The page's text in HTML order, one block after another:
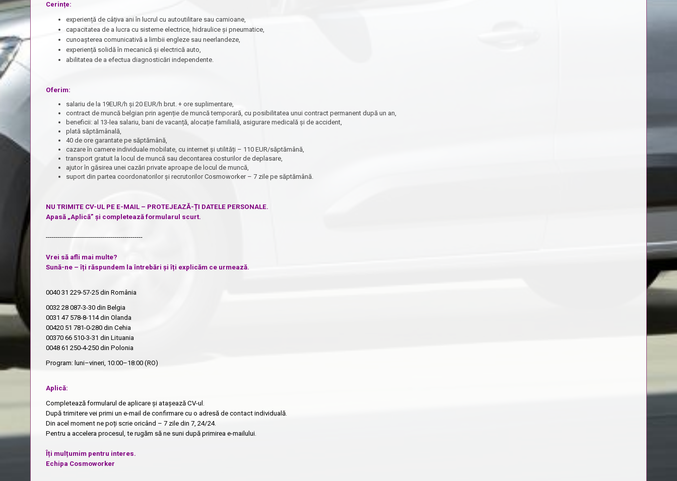
Cerințe:
experiență de câțiva ani în lucrul cu autoutilitare sau camioane,
capacitatea de a lucra cu sisteme electrice, hidraulice și pneumatice,
cunoașterea comunicativă a limbii engleze sau neerlandeze,
experiență solidă în mecanică și electrică auto,
abilitatea de a efectua diagnosticări independente.
Oferim:
salariu de la 19EUR/h și 20 EUR/h brut. + ore suplimentare,
contract de muncă belgian prin agenție de muncă temporară, cu posibilitatea unui contract permanent după un an,
beneficii: al 13-lea salariu, bani de vacanță, alocație familială, asigurare medicală și de accident,
plată săptămânală,
40 de ore garantate pe săptămână,
cazare în camere individuale mobilate, cu internet și utilități – 110 EUR/săptămână,
transport gratuit la locul de muncă sau decontarea costurilor de deplasare,
ajutor în găsirea unei cazări private aproape de locul de muncă,
suport din partea coordonatorilor și recrutorilor Cosmoworker – 7 zile pe săptămână.
NU TRIMITE CV-UL PE E-MAIL – PROTEJEAZĂ-ȚI DATELE PERSONALE.
Apasă „Aplică” și completează formularul scurt.
------------------------------------------------
Vrei să afli mai multe?
Sună-ne – îți răspundem la întrebări și îți explicăm ce urmează.
0040 31 229-57-25 din România
0032 28 087-3-30 din Belgia
0031 47 578-8-114din Olanda
00420 51 781-0-280 din Cehia
00370 66 510-3-31 din Lituania
0048 61 250-4-250 din Polonia
Program: luni–vineri, 10:00–18:00 (RO)
Aplică:
Completează formularul de aplicare și atașează CV-ul.
După trimitere vei primi un e-mail de confirmare cu o adresă de contact individuală.
Din acel moment ne poți scrie oricând – 7 zile din 7, 24/24.
Pentru a accelera procesul, te rugăm să ne suni după primirea e-mailului.
Îți mulțumim pentru interes.
Echipa Cosmoworker